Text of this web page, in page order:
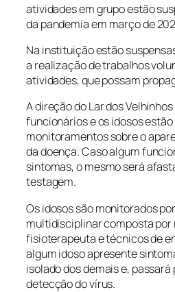
atividades em grupo estão
da pandemia em março de
Na instituição estão
a realização de trabalhos
atividades, que possam
A direção do Lar dos
funcionários e os idosos
monitoramentos sobre o
da doença. Caso algum
sintomas, o mesmo será
testagem.
Os idosos são monitorados
multidisciplinar composta
fisioterapeuta e técnicos de
algum idoso apresente
isolado dos demais e,
detecção do vírus.